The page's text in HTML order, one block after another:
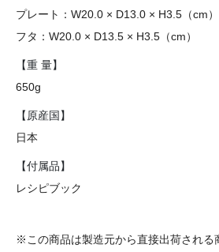
プレート：W20.0 × D13.0 × H3.5（cm）
フタ：W20.0 × D13.5 × H3.5（cm）
【重 量】
650g
【原産国】
日本
【付属品】
レシピブック
※この商品は製造元から直接出荷される